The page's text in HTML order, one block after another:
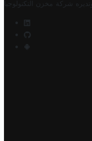
شركة مخزن التكنولوجيا